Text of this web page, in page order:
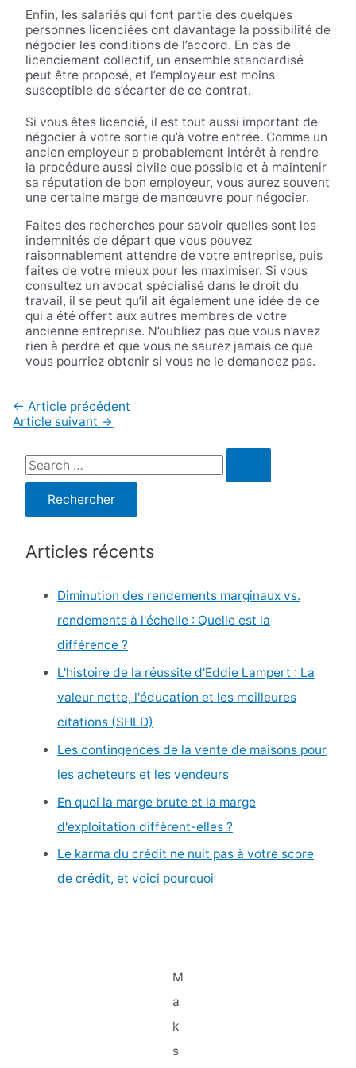
Enfin, les salariés qui font partie des quelques
personnes licenciées ont davantage la possibilité de
négocier les conditions de l’accord. En cas de
licenciement collectif, un ensemble standardisé
peut être proposé, et l’employeur est moins
susceptible de s’écarter de ce contrat.
Si vous êtes licencié, il est tout aussi important de
négocier à votre sortie qu’à votre entrée. Comme un
ancien employeur a probablement intérêt à rendre
la procédure aussi civile que possible et à maintenir
sa réputation de bon employeur, vous aurez souvent
une certaine marge de manœuvre pour négocier.
Faites des recherches pour savoir quelles sont les
indemnités de départ que vous pouvez
raisonnablement attendre de votre entreprise, puis
faites de votre mieux pour les maximiser. Si vous
consultez un avocat spécialisé dans le droit du
travail, il se peut qu’il ait également une idée de ce
qui a été offert aux autres membres de votre
ancienne entreprise. N’oubliez pas que vous n’avez
rien à perdre et que vous ne saurez jamais ce que
vous pourriez obtenir si vous ne le demandez pas.
Navigation
de
← Article précédent
Article suivant →
R
e
e
Articles récents
Diminution des rendements marginaux vs.
rendements à l'échelle : Quelle est la
différence ?
L'histoire de la réussite d'Eddie Lampert : La
valeur nette, l'éducation et les meilleures
citations (SHLD)
Les contingences de la vente de maisons pour
les acheteurs et les vendeurs
En quoi la marge brute et la marge
d'exploitation diffèrent-elles ?
Le karma du crédit ne nuit pas à votre score
de crédit, et voici pourquoi
M
a
k
s